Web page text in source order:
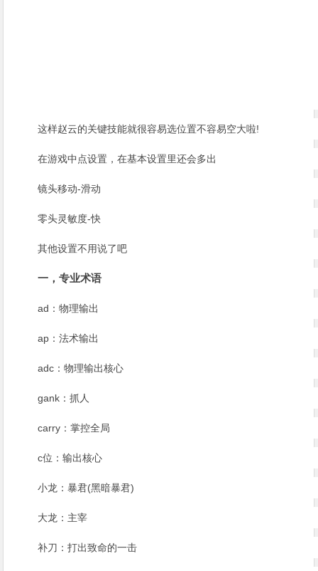
这样赵云的关键技能就很容易选位置不容易空大啦!
在游戏中点设置，在基本设置里还会多出
镜头移动-滑动
零头灵敏度-快
其他设置不用说了吧
一，专业术语
ad：物理输出
ap：法术输出
adc：物理输出核心
gank：抓人
carry：掌控全局
c位：输出核心
小龙：暴君(黑暗暴君)
大龙：主宰
补刀：打出致命的一击